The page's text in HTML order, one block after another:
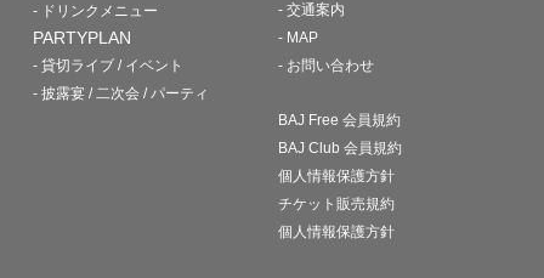
- ドリンクメニュー
PARTYPLAN
- 貸切ライブ / イベント
- 披露宴 / 二次会 / パーティ
- 交通案内
- MAP
- お問い合わせ
BAJ Free 会員規約
BAJ Club 会員規約
個人情報保護方針
チケット販売規約
個人情報保護方針